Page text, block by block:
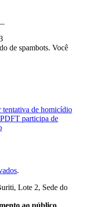
de spambots. Você
de homicídio
participa de
.
Lote 2, Sede do